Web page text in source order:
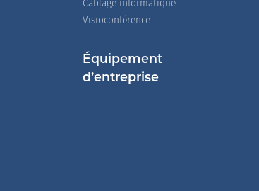
Câblage informatique
Visioconférence
Équipement
d’entreprise